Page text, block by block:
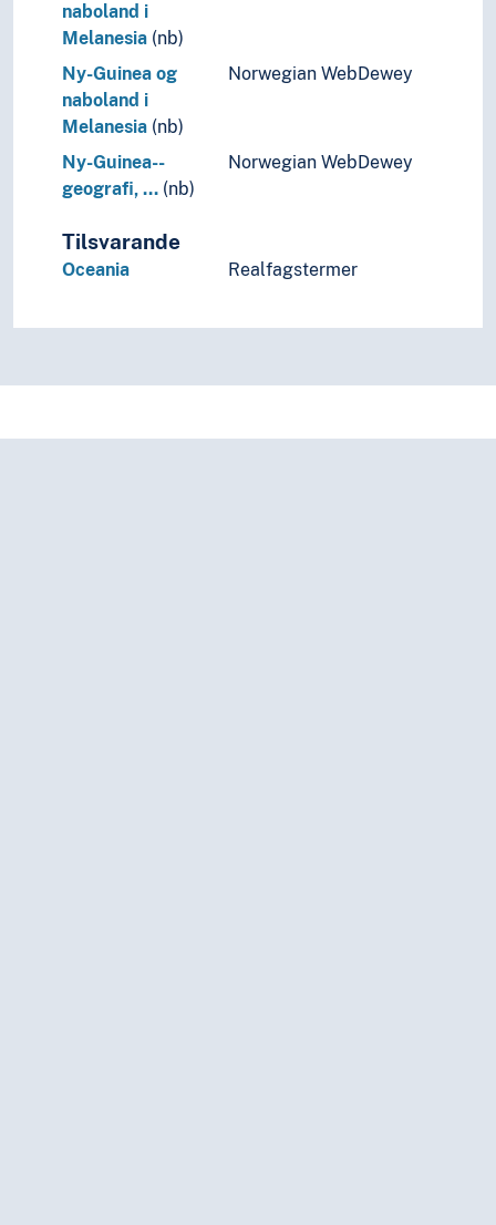
naboland i
Melanesia (nb)
Ny-Guinea og
naboland i
Melanesia (nb)
Norwegian WebDewey
Ny-Guinea--
geografi, … (nb)
Norwegian WebDewey
Tilsvarande
Oceania Realfagstermer